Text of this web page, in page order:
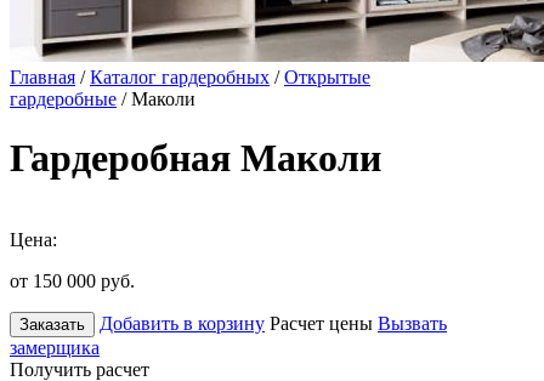
Главная /Каталог гардеробных /Открытые
гардеробные / Маколи
Гардеробная Маколи
Цена:
от 150 000 руб.
Заказать Добавить в корзину Расчет цены Вызвать
замерщика
Получить расчет